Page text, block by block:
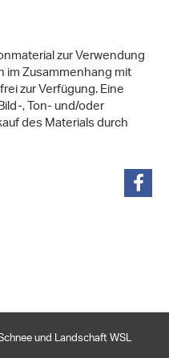
zur Verwendung
im Zusammenhang mit
zur Verfügung. Eine
, Ton- und/oder
des Materials durch
und Landschaft WSL